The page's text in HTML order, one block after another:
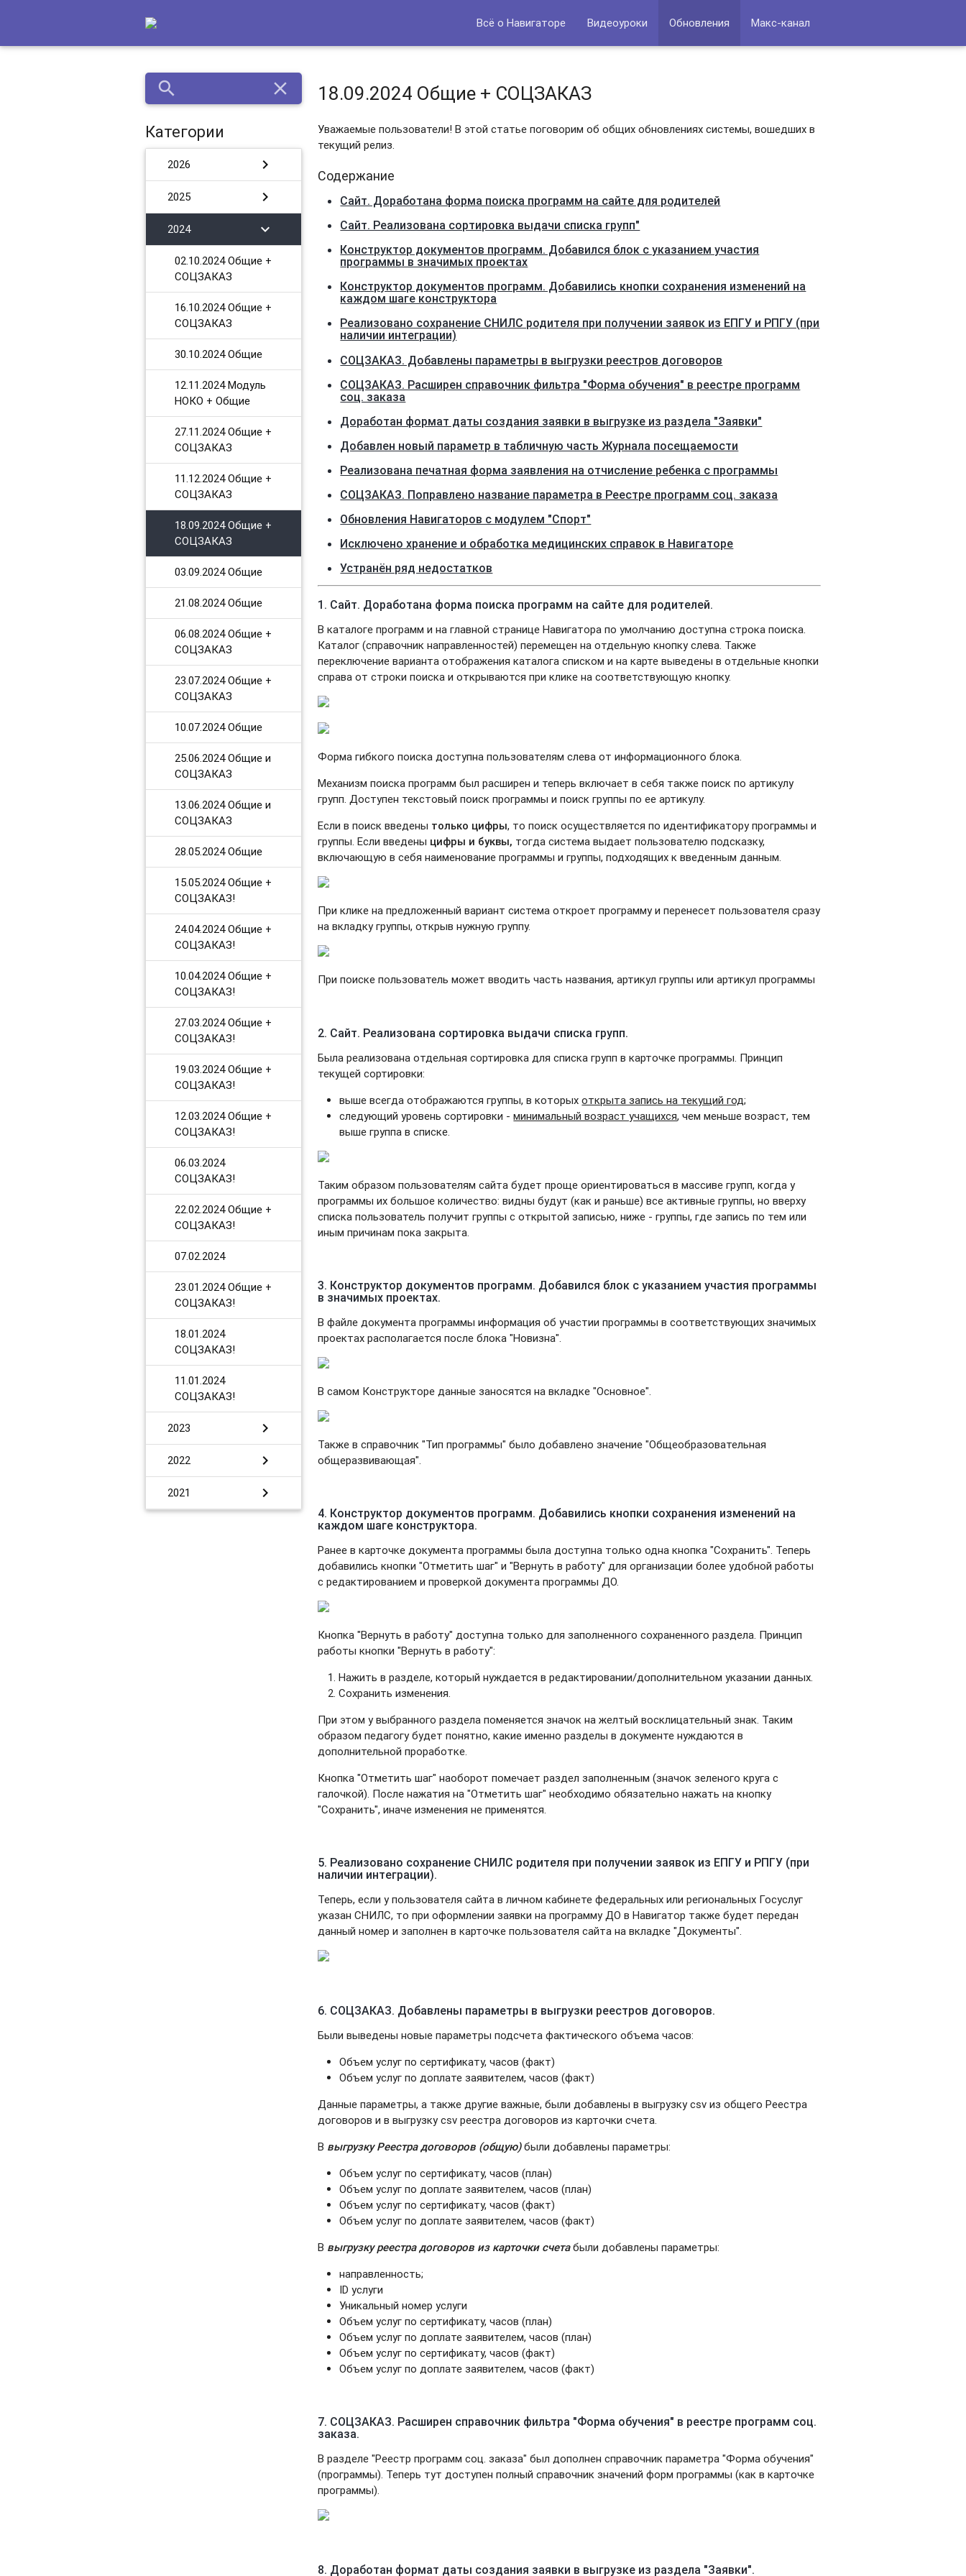
Всё о Навигаторе Видеоуроки Обновления Макс-канал
search close
Категории
2026 chevron_right
2025 chevron_right
2024 chevron_right
02.10.2024 Общие +
СОЦЗАКАЗ
16.10.2024 Общие +
СОЦЗАКАЗ
30.10.2024 Общие
12.11.2024 Модуль
НОКО + Общие
27.11.2024 Общие +
СОЦЗАКАЗ
11.12.2024 Общие +
СОЦЗАКАЗ
18.09.2024 Общие +
СОЦЗАКАЗ
03.09.2024 Общие
21.08.2024 Общие
06.08.2024 Общие +
СОЦЗАКАЗ
23.07.2024 Общие +
СОЦЗАКАЗ
10.07.2024 Общие
25.06.2024 Общие и
СОЦЗАКАЗ
13.06.2024 Общие и
СОЦЗАКАЗ
28.05.2024 Общие
15.05.2024 Общие +
СОЦЗАКАЗ!
24.04.2024 Общие +
СОЦЗАКАЗ!
10.04.2024 Общие +
СОЦЗАКАЗ!
27.03.2024 Общие +
СОЦЗАКАЗ!
19.03.2024 Общие +
СОЦЗАКАЗ!
12.03.2024 Общие +
СОЦЗАКАЗ!
06.03.2024
СОЦЗАКАЗ!
​22.02.2024 Общие +
СОЦЗАКАЗ!
​07.02.2024
​23.01.2024 Общие +
СОЦЗАКАЗ!
​18.01.2024
СОЦЗАКАЗ!
11.01.2024
СОЦЗАКАЗ!
2023 chevron_right
2022 chevron_right
2021 chevron_right
18.09.2024 Общие + СОЦЗАКАЗ
Уважаемые пользователи! В этой статье поговорим об общих обновлениях системы, вошедших в
текущий релиз.
Содержание
Сайт. Доработана форма поиска программ на сайте для родителей
Сайт. Реализована сортировка выдачи списка групп"
Конструктор документов программ. Добавился блок с указанием участия
программы в значимых проектах
Конструктор документов программ. Добавились кнопки сохранения изменений на
каждом шаге конструктора
Реализовано сохранение СНИЛС родителя при получении заявок из ЕПГУ и РПГУ (при
наличии интеграции)
СОЦЗАКАЗ. Добавлены параметры в выгрузки реестров договоров
СОЦЗАКАЗ. Расширен справочник фильтра "Форма обучения" в реестре программ
соц. заказа
Доработан формат даты создания заявки в выгрузке из раздела "Заявки"
Добавлен новый параметр в табличную часть Журнала посещаемости
Реализована печатная форма заявления на отчисление ребенка с программы
СОЦЗАКАЗ. Поправлено название параметра в Реестре программ соц. заказа
Обновления Навигаторов с модулем "Спорт"
Исключено хранение и обработка медицинских справок в Навигаторе
Устранён ряд недостатков
1. Сайт. Доработана форма поиска программ на сайте для родителей.
В каталоге программ и на главной странице Навигатора по умолчанию доступна строка поиска.
Каталог (справочник направленностей) перемещен на отдельную кнопку слева. Также
переключение варианта отображения каталога списком и на карте выведены в отдельные кнопки
справа от строки поиска и открываются при клике на соответствующую кнопку.
Форма гибкого поиска доступна пользователям слева от информационного блока.
Механизм поиска программ был расширен и теперь включает в себя также поиск по артикулу
групп. Доступен текстовый поиск программы и поиск группы по ее артикулу.
Если в поиск введены только цифры, то поиск осуществляется по идентификатору программы и
группы. Если введены цифры и буквы, тогда система выдает пользователю подсказку,
включающую в себя наименование программы и группы, подходящих к введенным данным.
При клике на предложенный вариант система откроет программу и перенесет пользователя сразу
на вкладку группы, открыв нужную группу.
При поиске пользователь может вводить часть названия, артикул группы или артикул программы
2. Сайт. Реализована сортировка выдачи списка групп.
Была реализована отдельная сортировка для списка групп в карточке программы. Принцип
текущей сортировки:
выше всегда отображаются группы, в которыхоткрыта запись на текущий год;
следующий уровень сортировки -минимальный возраст учащихся, чем меньше возраст, тем
выше группа в списке.
Таким образом пользователям сайта будет проще ориентироваться в массиве групп, когда у
программы их большое количество: видны будут (как и раньше) все активные группы, но вверху
списка пользователь получит группы с открытой записью, ниже - группы, где запись по тем или
иным причинам пока закрыта.
3. Конструктор документов программ. Добавился блок с указанием участия программы
в значимых проектах.
В файле документа программы информация об участии программы в соответствующих значимых
проектах располагается после блока "Новизна".
В самом Конструкторе данные заносятся на вкладке "Основное".
Также в справочник "Тип программы" было добавлено значение "Общеобразовательная
общеразвивающая".
4. Конструктор документов программ. Добавились кнопки сохранения изменений на
каждом шаге конструктора.
Ранее в карточке документа программы была доступна только одна кнопка "Сохранить". Теперь
добавились кнопки "Отметить шаг" и "Вернуть в работу" для организации более удобной работы
с редактированием и проверкой документа программы ДО.
Кнопка "Вернуть в работу" доступна только для заполненного сохраненного раздела. Принцип
работы кнопки "Вернуть в работу":
Нажить в разделе, который нуждается в редактировании/дополнительном указании данных.
Сохранить изменения.
При этом у выбранного раздела поменяется значок на желтый восклицательный знак. Таким
образом педагогу будет понятно, какие именно разделы в документе нуждаются в
дополнительной проработке.
Кнопка "Отметить шаг" наоборот помечает раздел заполненным (значок зеленого круга с
галочкой). После нажатия на "Отметить шаг" необходимо обязательно нажать на кнопку
"Сохранить", иначе изменения не применятся.
5. Реализовано сохранение СНИЛС родителя при получении заявок из ЕПГУ и РПГУ (при
наличии интеграции).
Теперь, если у пользователя сайта в личном кабинете федеральных или региональных Госуслуг
указан СНИЛС, то при оформлении заявки на программу ДО в Навигатор также будет передан
данный номер и заполнен в карточке пользователя сайта на вкладке "Документы".
6. СОЦЗАКАЗ. Добавлены параметры в выгрузки реестров договоров.
Были выведены новые параметры подсчета фактического объема часов:
Объем услуг по сертификату, часов (факт)
Объем услуг по доплате заявителем, часов (факт)
Данные параметры, а также другие важные, были добавлены в выгрузку csv из общего Реестра
договоров и в выгрузку csv реестра договоров из карточки счета.
В выгрузку Реестра договоров (общую) были добавлены параметры:
Объем услуг по сертификату, часов (план)
Объем услуг по доплате заявителем, часов (план)
Объем услуг по сертификату, часов (факт)
Объем услуг по доплате заявителем, часов (факт)
В выгрузку реестра договоров из карточки счета были добавлены параметры:
направленность;
ID услуги
Уникальный номер услуги
Объем услуг по сертификату, часов (план)
Объем услуг по доплате заявителем, часов (план)
Объем услуг по сертификату, часов (факт)
Объем услуг по доплате заявителем, часов (факт)
7. СОЦЗАКАЗ. Расширен справочник фильтра "Форма обучения" в реестре программ соц.
заказа.
В разделе "Реестр программ соц. заказа" был дополнен справочник параметра "Форма обучения"
(программы). Теперь тут доступен полный справочник значений форм программы (как в карточке
программы).
8. Доработан формат даты создания заявки в выгрузке из раздела "Заявки".